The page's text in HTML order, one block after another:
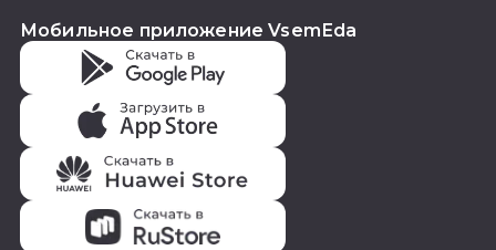
Мобильное приложение VsemEda